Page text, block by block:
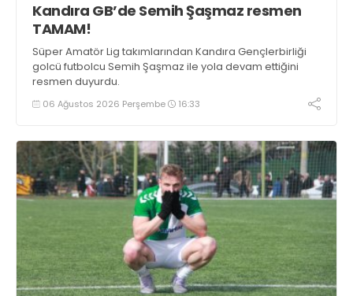
Kandıra GB’de Semih Şaşmaz resmen
TAMAM!
Süper Amatör Lig takımlarından Kandıra Gençlerbirliği
golcü futbolcu Semih Şaşmaz ile yola devam ettiğini
resmen duyurdu.
06 Ağustos 2026 Perşembe 16:33